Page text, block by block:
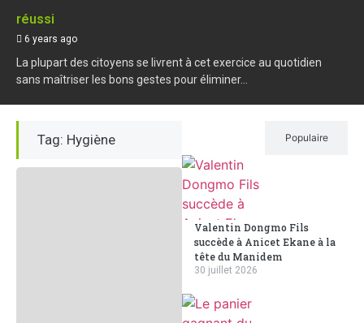
réussi
6 years ago
La plupart des citoyens se livrent à cet exercice au quotidien
sans maîtriser les bons gestes pour éliminer...
Tag: Hygiène Populaire
Valentin Dongmo Fils
succède à Anicet Ekane à la
tête du Manidem
30 juillet 2026